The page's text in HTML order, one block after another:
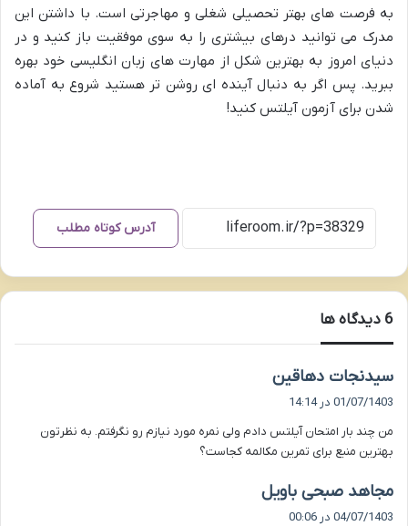
به فرصت های بهتر تحصیلی شغلی و مهاجرتی است. با داشتن این
مدرک می توانید درهای بیشتری را به سوی موفقیت باز کنید و در
دنیای امروز به بهترین شکل از مهارت های زبان انگلیسی خود بهره
ببرید. پس اگر به دنبال آینده ای روشن تر هستید شروع به آماده
شدن برای آزمون آیلتس کنید!
آدرس کوتاه مطلب
‫6 دیدگاه ها
سیدنجات دهاقین
:
01/07/1403 در 14:14
من چند بار امتحان آیلتس دادم ولی نمره مورد نیازم رو نگرفتم. به نظرتون
بهترین منبع برای تمرین مکالمه کجاست؟
مجاهد صبحی باویل
04/07/1403 در 00:06